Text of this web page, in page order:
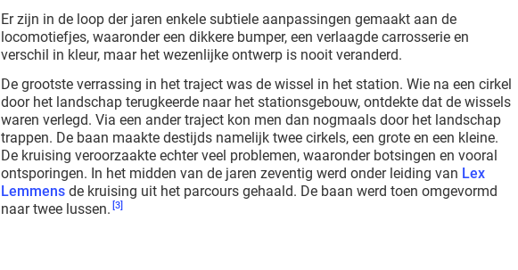
Er zijn in de loop der jaren enkele subtiele aanpassingen gemaakt aan de
locomotiefjes, waaronder een dikkere bumper, een verlaagde carrosserie en
verschil in kleur, maar het wezenlijke ontwerp is nooit veranderd.
De grootste verrassing in het traject was de wissel in het station. Wie na een cirkel
door het landschap terugkeerde naar het stationsgebouw, ontdekte dat de wissels
waren verlegd. Via een ander traject kon men dan nogmaals door het landschap
trappen. De baan maakte destijds namelijk twee cirkels, een grote en een kleine.
De kruising veroorzaakte echter veel problemen, waaronder botsingen en vooral
ontsporingen. In het midden van de jaren zeventig werd onder leiding van Lex
Lemmens de kruising uit het parcours gehaald. De baan werd toen omgevormd
naar twee lussen. [3]